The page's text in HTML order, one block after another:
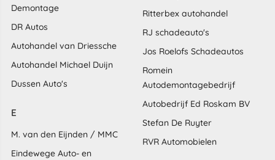
Demontage
DR Autos
Autohandel van Driessche
Autohandel Michael Duijn
Dussen Auto's
E
M. van den Eijnden / MMC
Eindewege Auto- en
Ritterbex autohandel
RJ schadeauto's
Jos Roelofs Schadeautos
Romein
Autodemontagebedrijf
Autobedrijf Ed Roskam BV
Stefan De Ruyter
RVR Automobielen